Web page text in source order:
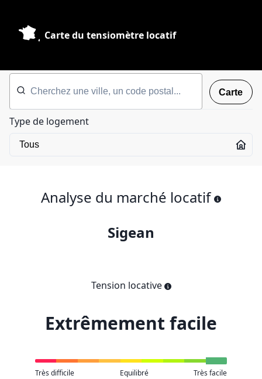
Carte du tensiomètre locatif
Carte
Type de logement
Analyse du marché locatif
Sigean
Tension locative
Extrêmement facile
Très difficile Equilibré Très facile